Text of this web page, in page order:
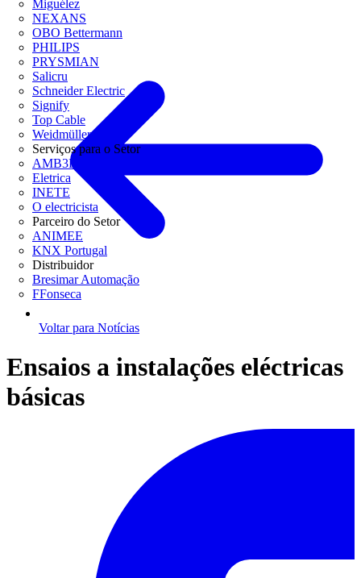
Miguélez
NEXANS
OBO Bettermann
PHILIPS
PRYSMIAN
Salicru
Schneider Electric
Signify
Top Cable
Weidmüller
Serviços para o Setor
AMB3E
Eletrica
INETE
O electricista
Parceiro do Setor
ANIMEE
KNX Portugal
Distribuidor
Bresimar Automação
FFonseca
Voltar para Notícias
Ensaios a instalações eléctricas
básicas